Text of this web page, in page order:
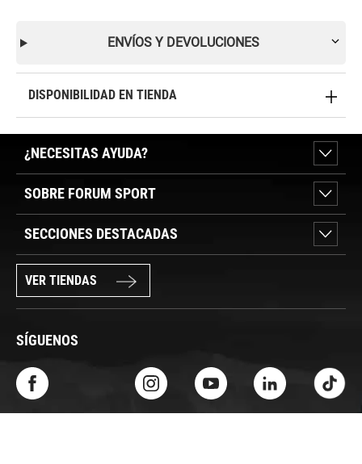
ENVÍOS Y DEVOLUCIONES
DISPONIBILIDAD EN TIENDA
¿NECESITAS AYUDA?
SOBRE FORUM SPORT
SECCIONES DESTACADAS
VER TIENDAS
SÍGUENOS